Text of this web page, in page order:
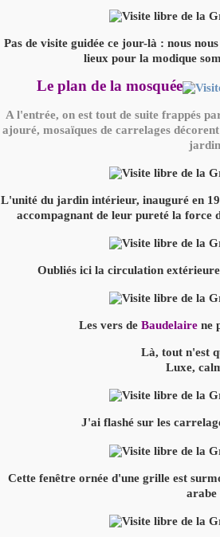
Pas de visite guidée ce jour-là : nous
lieux pour la modique
Le plan de la mosquée
A l'entrée, on est tout de suite frappés
ajouré, mosaïques de carrelages
L'unité du jardin intérieur, inauguré en
accompagnant de leur pureté la force
Oubliés ici la circulation
Les vers de Baudelairene
Là, tout n'est
Luxe,
J'ai flashé sur les
Cette fenêtre ornée d'une grille est
arabe